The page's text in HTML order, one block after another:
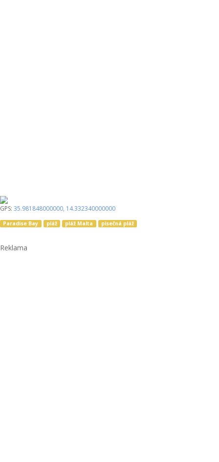
GPS: 35.981848000000, 14.332340000000
Paradise Bay pláž pláž Malta písečná pláž
Reklama